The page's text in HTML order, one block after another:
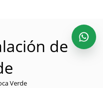
de
Verde